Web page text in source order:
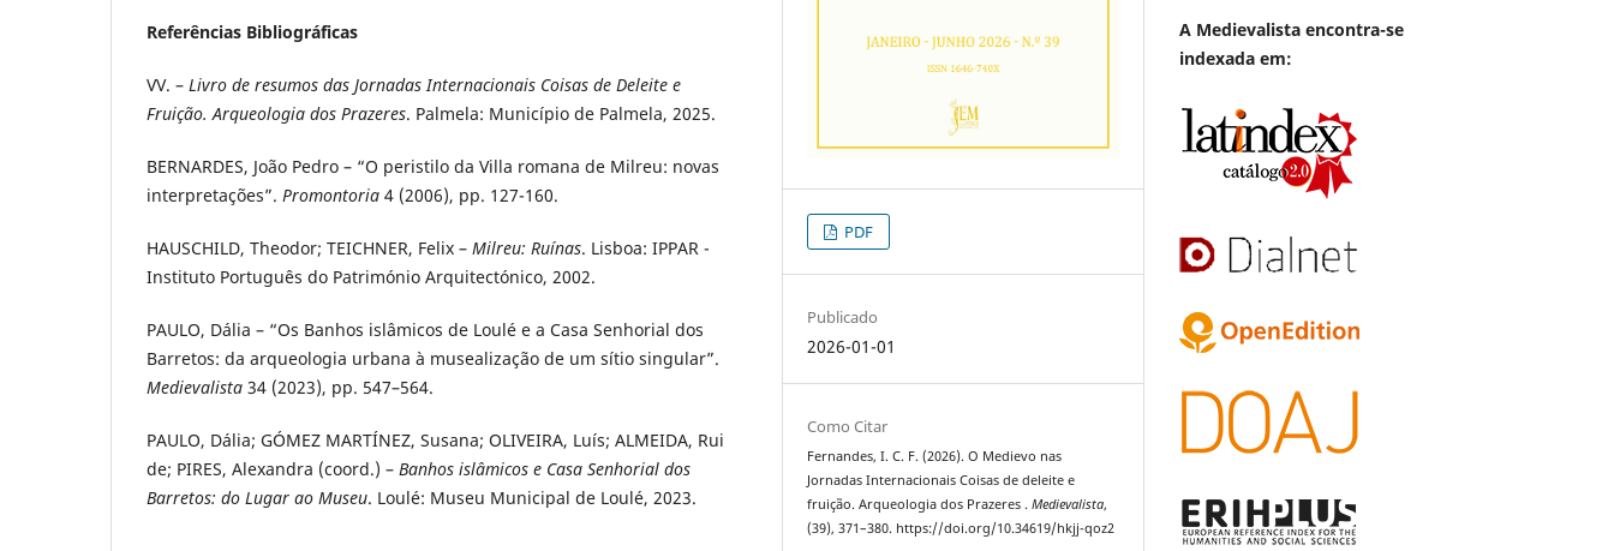
Referências Bibliográficas
VV. – Livro de resumos das Jornadas Internacionais Coisas de Deleite e
Fruição. Arqueologia dos Prazeres. Palmela: Município de Palmela, 2025.
BERNARDES, João Pedro – “O peristilo da Villa romana de Milreu: novas
interpretações”. Promontoria 4 (2006), pp. 127-160.
HAUSCHILD, Theodor; TEICHNER, Felix – Milreu: Ruínas. Lisboa: IPPAR -
Instituto Português do Património Arquitectónico, 2002.
PAULO, Dália – “Os Banhos islâmicos de Loulé e a Casa Senhorial dos
Barretos: da arqueologia urbana à musealização de um sítio singular”.
Medievalista 34 (2023), pp. 547–564.
PAULO, Dália; GÓMEZ MARTÍNEZ, Susana; OLIVEIRA, Luís; ALMEIDA, Rui
de; PIRES, Alexandra (coord.) – Banhos islâmicos e Casa Senhorial dos
Barretos: do Lugar ao Museu. Loulé: Museu Municipal de Loulé, 2023.
PDF
Publicado
2026-01-01
Como Citar
Fernandes, I. C. F. (2026). O Medievo nas
Jornadas Internacionais Coisas de deleite e
fruição. Arqueologia dos Prazeres .Medievalista,
(39), 371–380. https://doi.org/10.34619/hkjj-qoz2
A Medievalista encontra-se
indexada em: